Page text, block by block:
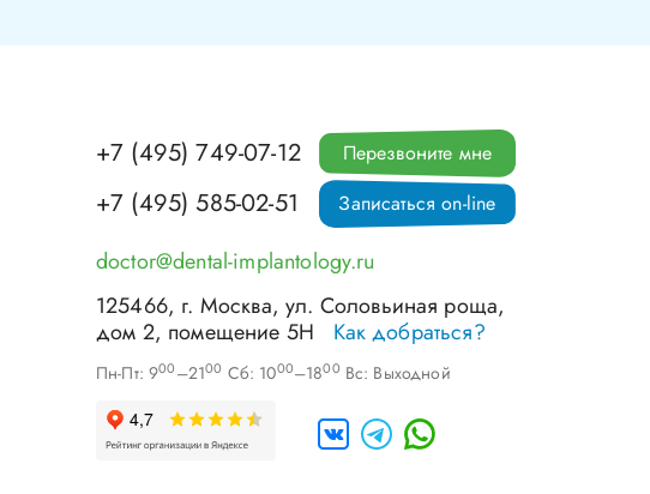
+7 (495) 749-07-12
+7 (495) 585-02-51
Перезвоните мне
Записаться on-line
doctor@dental-implantology.ru
125466, г. Москва,ул. Соловьиная роща,
дом 2, помещение 5Н
Как добраться?
Пн-Пт: 900 –2100 Сб: 1000–1800 Вс: Выходной